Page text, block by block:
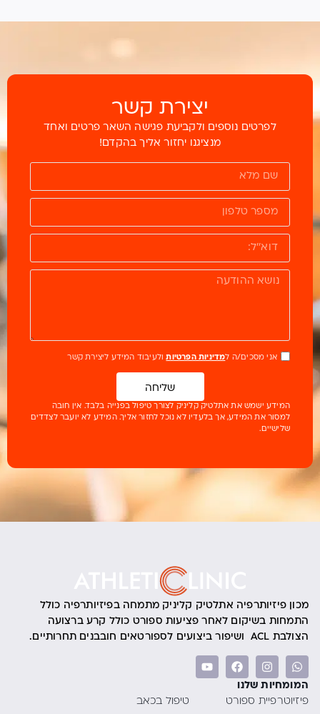
יצירת קשר
לפרטים נוספים ולקביעת פגישה השאר פרטים ואחד
מנציגנו יחזור אליך בהקדם!
אני מסכים/ה למדיניות הפרטיותולעיבוד המידע ליצירת קשר
שליחה
המידע ישמש את אתלטיק קליניק לצורך טיפול בפנייה בלבד. אין חובה
למסור את המידע, אך בלעדיו לא נוכל לחזור אליך. המידע לא יועבר לצדדים
שלישיים.
מכון פיזיותרפיה אתלטיק קליניק מתמחה בפיזיותרפיה כולל
התמחות בשיקום לאחר פציעות ספורט כולל קרע ברצועה
הצולבת ACL ושיפור ביצועים לספורטאים חובבנים תחרותיים.
המומחיות שלנו
פיזיוטרפיית ספורט
טיפול בכאב